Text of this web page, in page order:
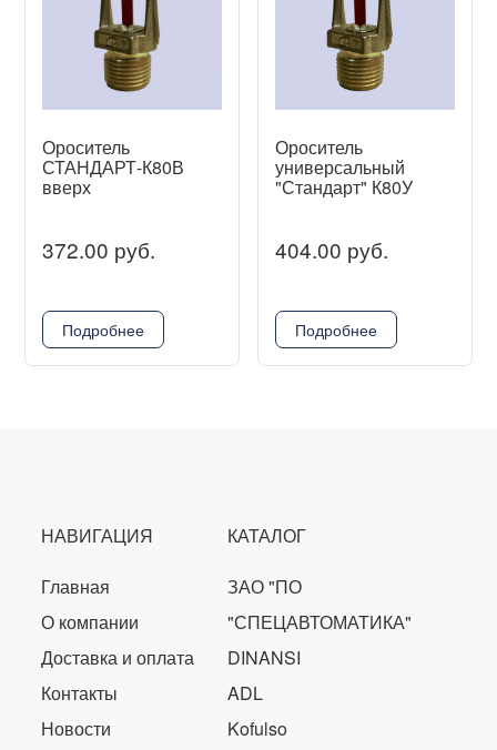
Ороситель
СТАНДАРТ-К80В
вверх
372.00 руб.
Подробнее
Ороситель
универсальный
"Стандарт" К80У
404.00 руб.
Подробнее
НАВИГАЦИЯ
Главная
О компании
Доставка и оплата
Контакты
Новости
КАТАЛОГ
ЗАО "ПО
"СПЕЦАВТОМАТИКА"
DINANSI
ADL
Kofulso